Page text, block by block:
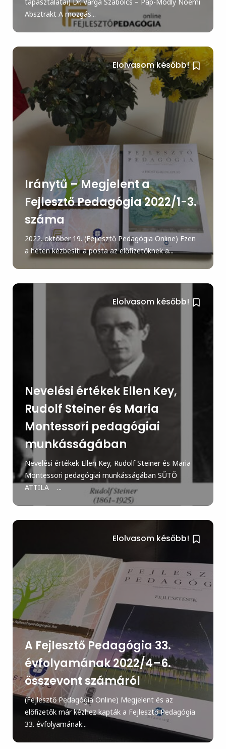
tapasztalatai) Dr. Varga Szabolcs – Pap-Módly Noémi
Absztrakt A mozgás...
Elolvasom később!
Iránytű – Megjelent a
Fejlesztő Pedagógia 2022/1-3.
száma
2022. október 19. (Fejlesztő Pedagógia Online) Ezen
a héten kézbesíti a posta az előfizetőknek a...
Elolvasom később!
Nevelési értékek Ellen Key,
Rudolf Steiner és Maria
Montessori pedagógiai
munkásságában
Nevelési értékek Ellen Key, Rudolf Steiner és Maria
Montessori pedagógiai munkásságában SŰTŐ
ATTILA ...
Elolvasom később!
A Fejlesztő Pedagógia 33.
évfolyamának 2022/4–6.
összevont számáról
(Fejlesztő Pedagógia Online) Megjelent és az
előfizetők már kézhez kapták a Fejlesztő Pedagógia
33. évfolyamának...